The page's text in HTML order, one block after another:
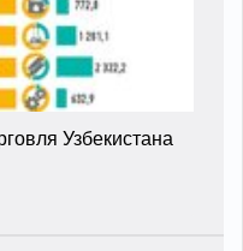
Узбекистана